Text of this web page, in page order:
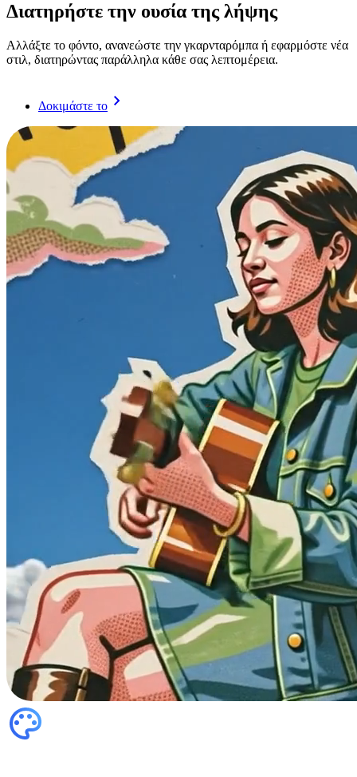
Διατηρήστε την ουσία της λήψης
Αλλάξτε το φόντο, ανανεώστε την γκαρνταρόμπα ή εφαρμόστε νέα
στιλ, διατηρώντας παράλληλα κάθε σας λεπτομέρεια.
Δοκιμάστε το